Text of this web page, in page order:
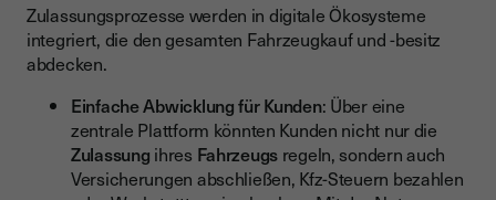
Zulassungsprozesse werden in digitale Ökosysteme
integriert, die den gesamten Fahrzeugkauf und -besitz
abdecken.
Einfache Abwicklung für Kunden: Über eine
zentrale Plattform könnten Kunden nicht nur die
Zulassung ihres Fahrzeugs regeln, sondern auch
Versicherungen abschließen, Kfz-Steuern bezahlen